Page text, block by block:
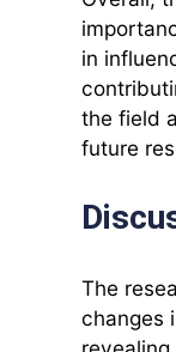
in
the field
future
The
changes